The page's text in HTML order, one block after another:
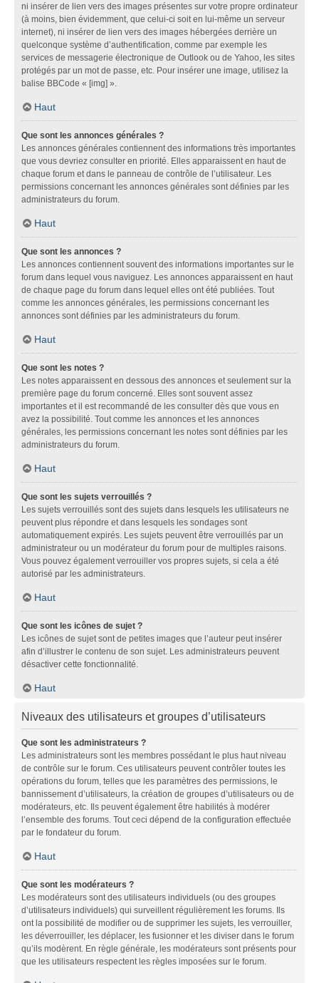
ni insérer de lien vers des images présentes sur votre propre ordinateur
(à moins, bien évidemment, que celui-ci soit en lui-même un serveur
internet), ni insérer de lien vers des images hébergées derrière un
quelconque système d’authentification, comme par exemple les
services de messagerie électronique de Outlook ou de Yahoo, les sites
protégés par un mot de passe, etc. Pour insérer une image, utilisez la
balise BBCode « [img] ».
Haut
Que sont les annonces générales ?
Les annonces générales contiennent des informations très importantes
que vous devriez consulter en priorité. Elles apparaissent en haut de
chaque forum et dans le panneau de contrôle de l’utilisateur. Les
permissions concernant les annonces générales sont définies par les
administrateurs du forum.
Haut
Que sont les annonces ?
Les annonces contiennent souvent des informations importantes sur le
forum dans lequel vous naviguez. Les annonces apparaissent en haut
de chaque page du forum dans lequel elles ont été publiées. Tout
comme les annonces générales, les permissions concernant les
annonces sont définies par les administrateurs du forum.
Haut
Que sont les notes ?
Les notes apparaissent en dessous des annonces et seulement sur la
première page du forum concerné. Elles sont souvent assez
importantes et il est recommandé de les consulter dès que vous en
avez la possibilité. Tout comme les annonces et les annonces
générales, les permissions concernant les notes sont définies par les
administrateurs du forum.
Haut
Que sont les sujets verrouillés ?
Les sujets verrouillés sont des sujets dans lesquels les utilisateurs ne
peuvent plus répondre et dans lesquels les sondages sont
automatiquement expirés. Les sujets peuvent être verrouillés par un
administrateur ou un modérateur du forum pour de multiples raisons.
Vous pouvez également verrouiller vos propres sujets, si cela a été
autorisé par les administrateurs.
Haut
Que sont les icônes de sujet ?
Les icônes de sujet sont de petites images que l’auteur peut insérer
afin d’illustrer le contenu de son sujet. Les administrateurs peuvent
désactiver cette fonctionnalité.
Haut
Niveaux des utilisateurs et groupes d’utilisateurs
Que sont les administrateurs ?
Les administrateurs sont les membres possédant le plus haut niveau
de contrôle sur le forum. Ces utilisateurs peuvent contrôler toutes les
opérations du forum, telles que les paramètres des permissions, le
bannissement d’utilisateurs, la création de groupes d’utilisateurs ou de
modérateurs, etc. Ils peuvent également être habilités à modérer
l’ensemble des forums. Tout ceci dépend de la configuration effectuée
par le fondateur du forum.
Haut
Que sont les modérateurs ?
Les modérateurs sont des utilisateurs individuels (ou des groupes
d’utilisateurs individuels) qui surveillent régulièrement les forums. Ils
ont la possibilité de modifier ou de supprimer les sujets, les verrouiller,
les déverrouiller, les déplacer, les fusionner et les diviser dans le forum
qu’ils modèrent. En règle générale, les modérateurs sont présents pour
que les utilisateurs respectent les règles imposées sur le forum.